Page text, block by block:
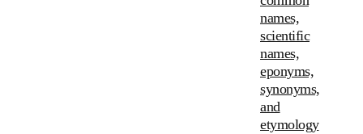
names,
scientific
names,
eponyms,
synonyms,
and
etymology